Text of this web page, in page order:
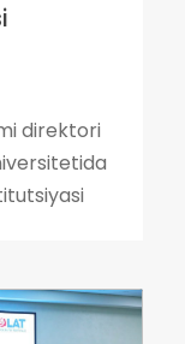
direktori